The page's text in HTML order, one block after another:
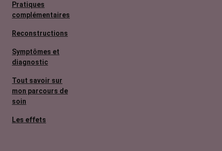
Pratiques
complémentaires
Reconstructions
Symptômes et
diagnostic
Tout savoir sur
mon parcours de
soin
Les effets